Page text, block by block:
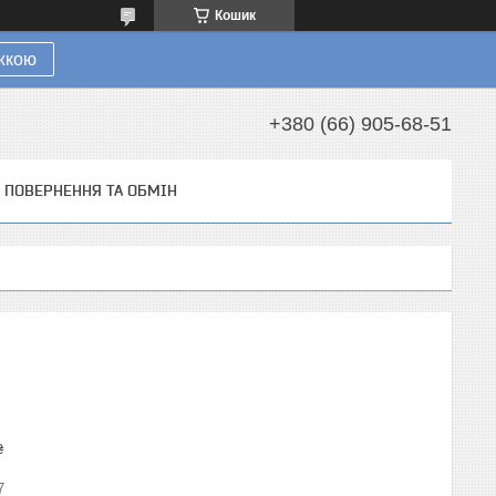
Кошик
+380 (66) 905-68-51
ПОВЕРНЕННЯ ТА ОБМІН